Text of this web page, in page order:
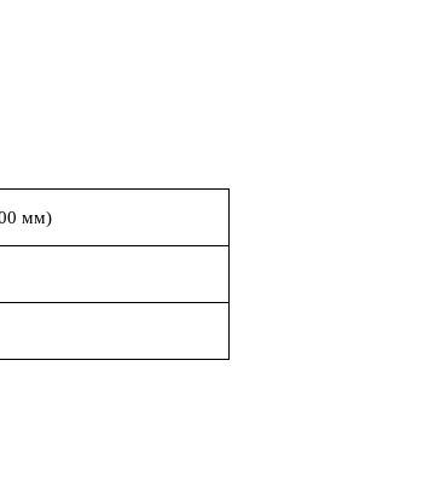
мм)